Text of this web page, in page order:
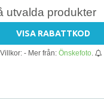
utvalda produkter
VISA RABATTKOD
Villkor: - Mer från: Önskefoto